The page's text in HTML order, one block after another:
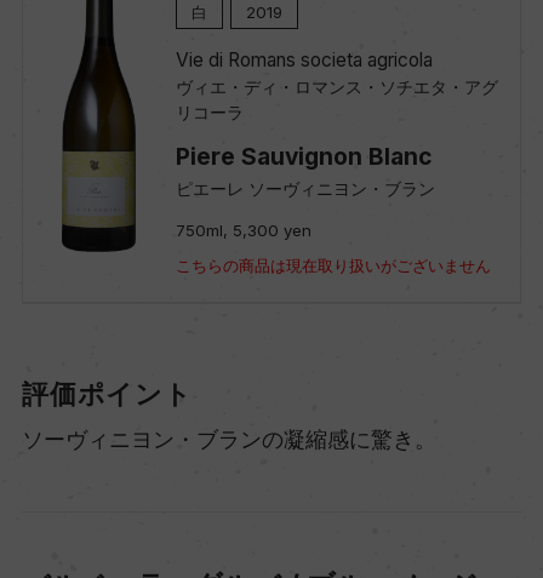
白 2019
Vie di Romans societa agricola
ヴィエ・ディ・ロマンス・ソチエタ・アグ
リコーラ
Piere Sauvignon Blanc
ピエーレ ソーヴィニヨン・ブラン
750ml, 5,300 yen
こちらの商品は現在取り扱いがございません
評価ポイント
ソーヴィニヨン・ブランの凝縮感に驚き。